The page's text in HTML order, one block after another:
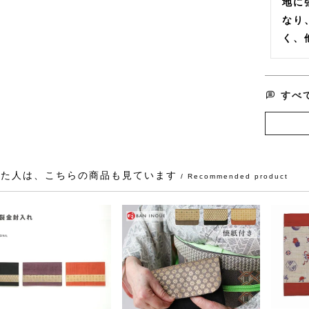
なり
く、
すべ
人は、こちらの商品も見ています / Recommended product